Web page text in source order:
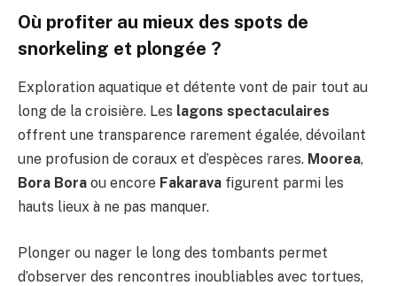
Où profiter au mieux des spots de
snorkeling et plongée ?
Exploration aquatique et détente vont de pair tout au
long de la croisière. Les lagons spectaculaires
offrent une transparence rarement égalée, dévoilant
une profusion de coraux et d’espèces rares. Moorea,
Bora Bora ou encore Fakarava figurent parmi les
hauts lieux à ne pas manquer.
Plonger ou nager le long des tombants permet
d’observer des rencontres inoubliables avec tortues,